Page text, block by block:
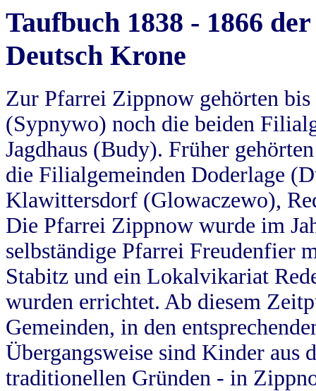
Taufbuch 1838 - 1866
Deutsch Krone
Zur Pfarrei Zippnow gehörten
(Sypnywo) noch die beiden
Jagdhaus (Budy). Früher
die Filialgemeinden Doderlage
Klawittersdorf (Glowaczewo),
Die Pfarrei Zippnow wurde im
selbständige Pfarrei Freudenfier
Stabitz und ein Lokalvikariat
wurden errichtet. Ab diesem
Gemeinden, in den
Übergangsweise sind Kinder aus
traditionellen Gründen - in